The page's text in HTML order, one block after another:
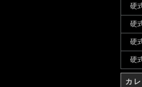
硬
硬
硬
硬
カ